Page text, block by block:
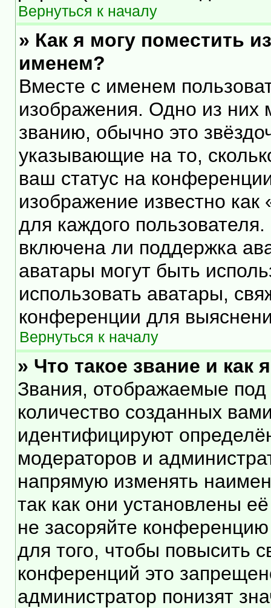
Вернуться к началу
» Как я могу поместить
именем?
Вместе с именем
изображения. Одно из них
званию, обычно это
указывающие на то,
ваш статус на
изображение известно
для каждого
включена ли поддержка
аватары могут быть
использовать аватары,
конференции для
Вернуться к началу
» Что такое звание и как
Звания, отображаемые
количество созданных
идентифицируют
модераторов и
напрямую изменять
так как они установлены
не засоряйте
для того, чтобы повысить
конференций это
администратор понизят